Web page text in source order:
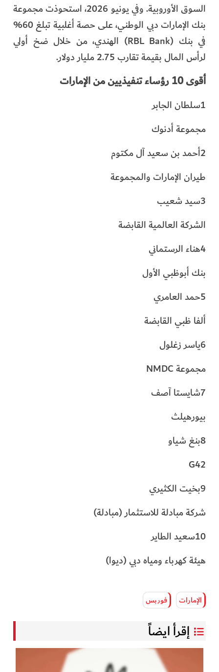
السوق الأوروبية. وفي يونيو 2026، استحوذت مجموعة
بنك الإمارات دبي الوطني، على حصة أغلبية تبلغ 60%
في بنك (RBL Bank) الهندي، من خلال ضخ أولي
لرأس المال بقيمة تقارب 2.75 مليار دولار.
أقوى 10 رؤساء تنفيذيين من الإمارات
1سلطان الجابر
مجموعة أدنوك
2أحمد بن سعيد آل مكتوم
طيران الإمارات والمجموعة
3سيد شعيب
الشركة العالمية القابضة
4هناء الرستماني
بنك أبوظبي الأول
5حمد العامري
ألفا ظبي القابضة
6ياسر زغلول
مجموعة NMDC
7شايستا آصف
بيورهيلث
8بنغ شياو
G42
9بخيت الكثيري
شركة مبادلة للاستثمار (مبادلة)
10سعيد الطاير
هيئة كهرباء ومياه دبي (ديوا)
الإمارات فوربس
إقرأ ايضاً